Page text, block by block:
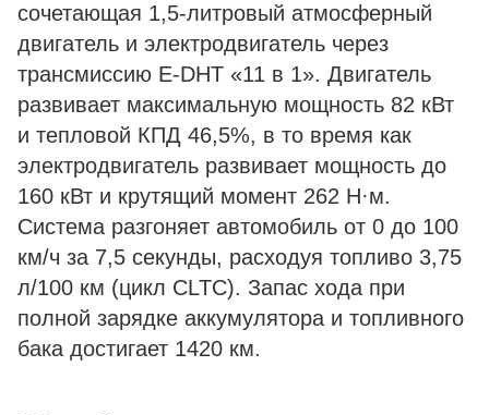
сочетающая 1,5-литровый атмосферный
двигатель и электродвигатель через
трансмиссию E-DHT «11 в 1». Двигатель
развивает максимальную мощность 82 кВт
и тепловой КПД 46,5%, в то время как
электродвигатель развивает мощность до
160 кВт и крутящий момент 262 Н·м.
Система разгоняет автомобиль от 0 до 100
км/ч за 7,5 секунды, расходуя топливо 3,75
л/100 км (цикл CLTC). Запас хода при
полной зарядке аккумулятора и топливного
бака достигает 1420 км.